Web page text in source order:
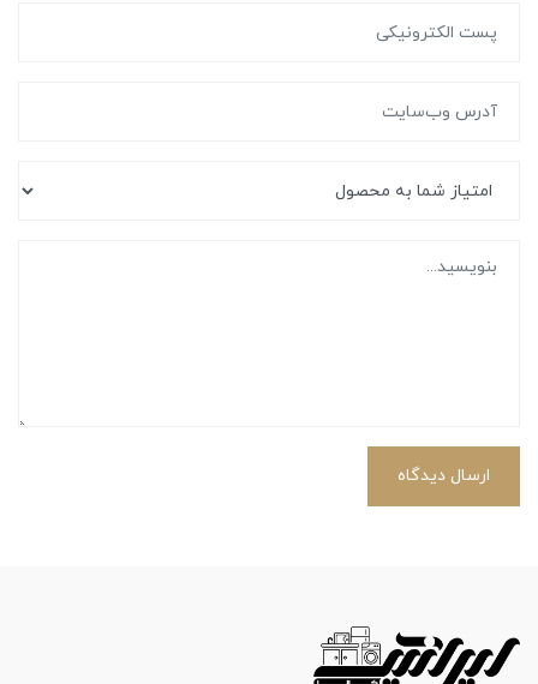
ارسال دیدگاه